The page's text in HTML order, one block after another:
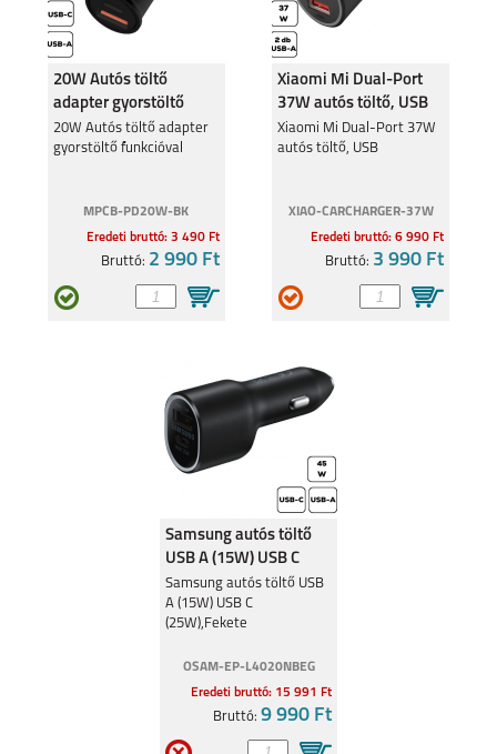
REALME 11 5G REALME 9 PRO 5G
REALME C55 REALME 9 5G
REALMEGT
20W Autós töltő
adapter gyorstöltő
funkcióval
20W Autós töltő adapter
gyorstöltő funkcióval
MPCB-PD20W-BK
Eredeti bruttó: 3 490 Ft
Bruttó: 2 990 Ft
Xiaomi Mi Dual-Port
37W autós töltő, USB
Xiaomi Mi Dual-Port 37W
autós töltő, USB
XIAO-CARCHARGER-37W
Eredeti bruttó: 6 990 Ft
Bruttó: 3 990 Ft
Samsung autós töltő
USB A (15W) USB C
(25W),Fekete
Samsung autós töltő USB
A (15W) USB C
(25W),Fekete
OSAM-EP-L4020NBEG
Eredeti bruttó: 15 991 Ft
Bruttó: 9 990 Ft